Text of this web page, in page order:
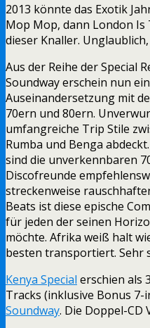
2013 könnte das Exotik
Mop Mop, dann London Is
dieser Knaller.
Aus der Reihe der Special
Soundway erschein nun
Auseinandersetzung mit
70ern und 80ern.
umfangreiche Trip Stile
Rumba und Benga
sind die unverkennbaren
Discofreunde
streckenweise
Beats ist diese epische
für jeden der seinen
möchte. Afrika weiß halt
besten transportiert. Sehr
Kenya Special erschien als
Tracks (inklusive Bonus 7-
Soundway. Die Doppel-CD